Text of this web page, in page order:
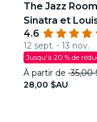
The Jazz
Sinatra et
4.6
12 sept. - 13 nov.
Jusqu'à 20 % de
À partir de 35,00
28,00 $AU